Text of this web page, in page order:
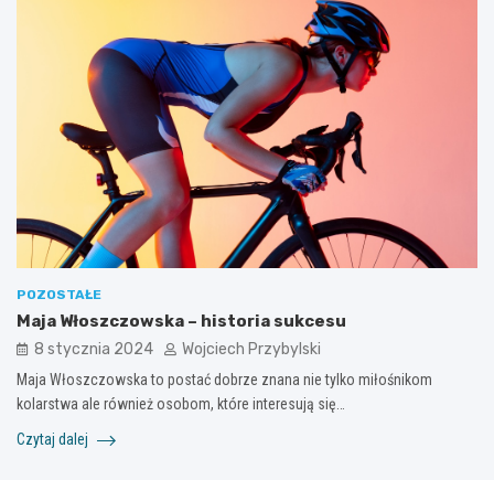
POZOSTAŁE
Maja Włoszczowska – historia sukcesu
8 stycznia 2024 Wojciech Przybylski
Maja Włoszczowska to postać dobrze znana nie tylko miłośnikom
kolarstwa ale również osobom, które interesują się…
Czytaj dalej